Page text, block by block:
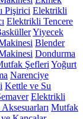
Pişirici Elektrikli
Elektrikli Tencere
Yiyecek
Blender
Dondurma
Şefleri Yoğurt
Narenciye
Kettle ve Su
Elektrikli
Mutfak